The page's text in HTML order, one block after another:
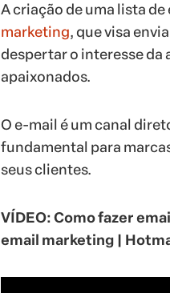
A criação de uma lista
marketing, que visa
despertar o interesse da
apaixonados.
O e-mail é um canal
fundamental para
seus clientes.
VÍDEO: Como fazer
email marketing |